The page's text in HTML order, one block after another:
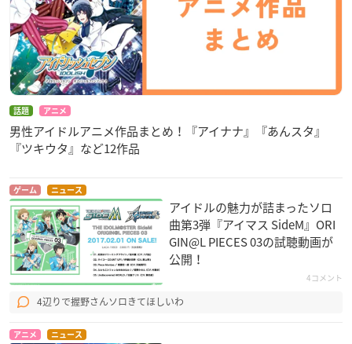
話題 アニメ
男性アイドルアニメ作品まとめ！『アイナナ』『あんスタ』
『ツキウタ』など12作品
ゲーム ニュース
アイドルの魅力が詰まったソロ
曲第3弾『アイマス SideM』ORI
GIN@L PIECES 03の試聴動画が
公開！
4コメント
4辺りで握野さんソロきてほしいわ
アニメ ニュース